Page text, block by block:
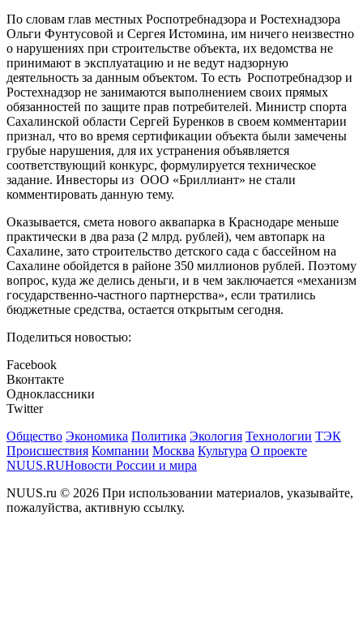
По словам глав местных Роспотребнадзора и Ростехнадзора
Ольги Фунтусовой и Сергея Истомина, им ничего неизвестно
о нарушениях при строительстве объекта, их ведомства не
принимают в эксплуатацию и не ведут надзорную
деятельность за данным объектом. То есть Роспотребнадзор и
Ростехнадзор не занимаются выполнением своих прямых
обязанностей по защите прав потребителей. Министр спорта
Сахалинской области Сергей Буренков в своем комментарии
признал, что во время сертификации объекта были замечены
грубые нарушения, для их устранения объявляется
соответствующий конкурс, формулируется техническое
задание. Инвесторы из ООО «Бриллиант» не стали
комментировать данную тему.
Оказывается, смета нового аквапарка в Краснодаре меньше
практически в два раза (2 млрд. рублей), чем автопарк на
Сахалине, зато строительство детского сада с бассейном на
Сахалине обойдется в районе 350 миллионов рублей. Поэтому
вопрос, куда же делись деньги, и в чем заключается «механизм
государственно-частного партнерства», если тратились
бюджетные средства, остается открытым сегодня.
Поделиться новостью:
Facebook
Вконтакте
Одноклассники
Twitter
Общество Экономика Политика Экология Технологии ТЭК
Происшествия Компании Москва Культура О проекте
NUUS.RUНовости России и мира
NUUS.ru © 2026 При использовании материалов, указывайте,
пожалуйства, активную ссылку.